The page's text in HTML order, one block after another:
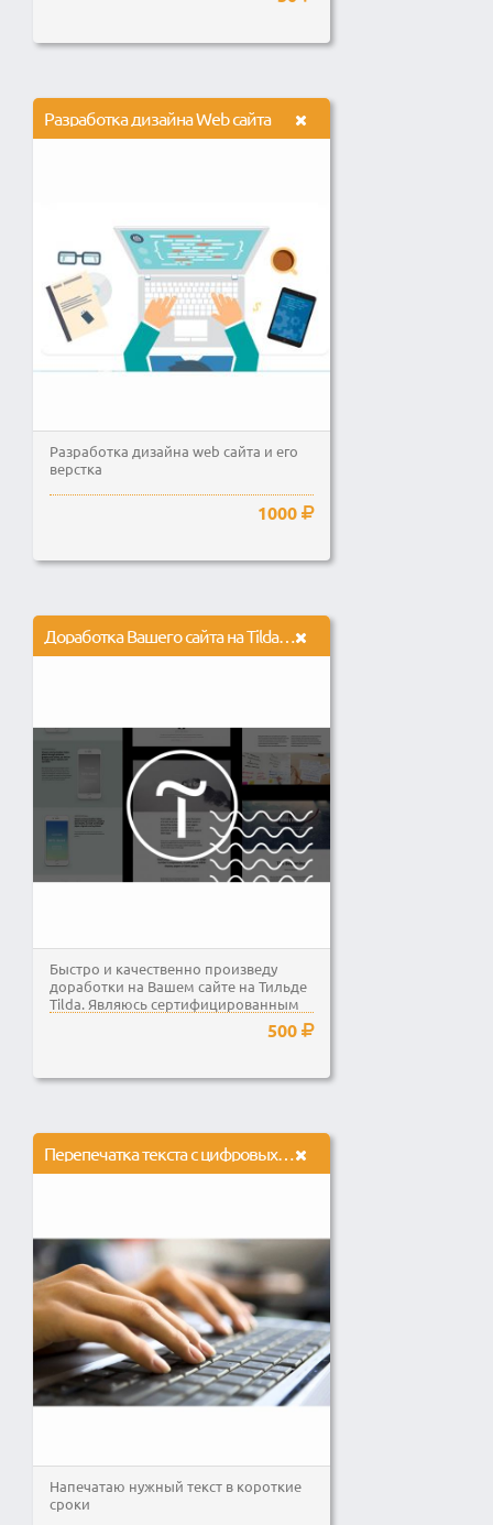
Разработка дизайна Web сайта
Разработка дизайна web сайта и его
верстка
1000
Доработка Вашего сайта на Tilda. Сертифицированный специалист.
Быстро и качественно произведу
доработки на Вашем сайте на Тильде
Tilda. Являюсь сертифицированным
500
Перепечатка текста с цифровых носителей
Напечатаю нужный текст в короткие
сроки